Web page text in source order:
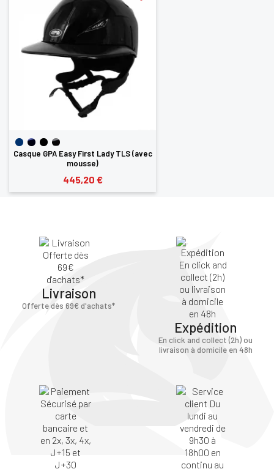
Casque GPA Easy First Lady TLS (avec
mousse)
445,20 €
Livraison
Offerte dès 69€ d'achats*
Expédition
En click and collect (2h) ou
livraison à domicile en 48h